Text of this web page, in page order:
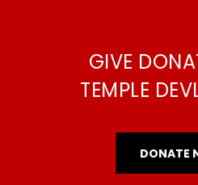
GIVE
TEMPLE
DONATE